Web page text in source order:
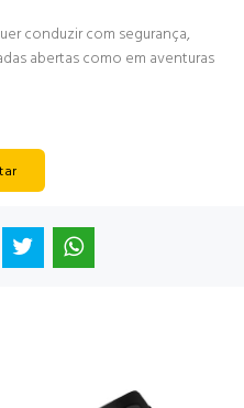
conduzir com segurança,
abertas como em aventuras